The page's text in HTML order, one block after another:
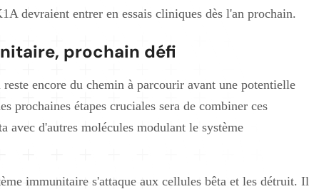
devraient entrer en essais cliniques dès l'an prochain.
prochain défi
encore du chemin à parcourir avant une potentielle
prochaines étapes cruciales sera de combiner ces
avec d'autres molécules modulant le système
immunitaire s'attaque aux cellules bêta et les détruit. Il